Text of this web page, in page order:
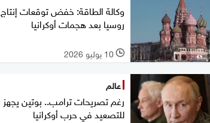
وكالة الطاقة: خفض توقعات
روسيا بعد هجمات أوكرانيا
l 10 يوليو 2026
عالم
رغم تصريحات ترامب.. بوتين يجهز
للتصعيد في حرب أوكرانيا